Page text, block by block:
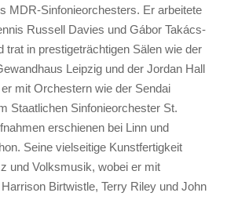
MDR-Sinfonieorchesters. Er arbeitete
Russell Davies und Gábor Takács-
trat in prestigeträchtigen Sälen wie der
Leipzig und der Jordan Hall
mit Orchestern wie der Sendai
Staatlichen Sinfonieorchester St.
erschienen bei Linn und
Seine vielseitige Kunstfertigkeit
und Volksmusik, wobei er mit
Birtwistle, Terry Riley und John